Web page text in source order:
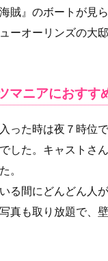
海賊』のボートが見
ーオーリンズの大
マニアにおすす
った時は夜７時位
した。キャストさ
。
る間にどんどん人
真も取り放題で、